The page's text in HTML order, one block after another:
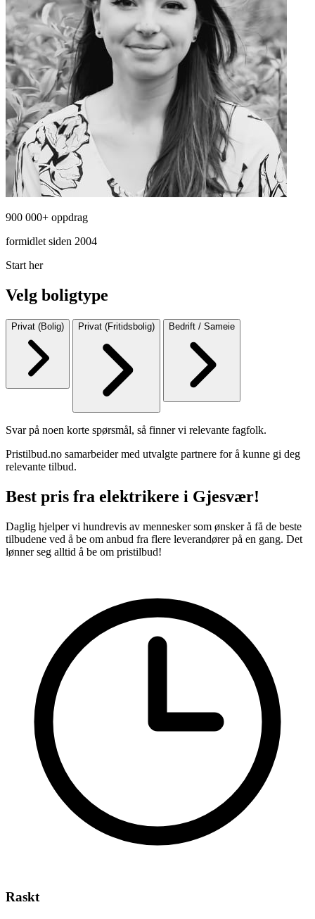
900 000+ oppdrag
formidlet siden 2004
Start her
Velg boligtype
Privat (Bolig) Privat (Fritidsbolig) Bedrift / Sameie
Svar på noen korte spørsmål, så finner vi relevante fagfolk.
Pristilbud.no samarbeider med utvalgte partnere for å kunne gi deg
relevante tilbud.
Best pris fra elektrikere i Gjesvær!
Daglig hjelper vi hundrevis av mennesker som ønsker å få de beste
tilbudene ved å be om anbud fra flere leverandører på en gang. Det
lønner seg alltid å be om pristilbud!
Raskt